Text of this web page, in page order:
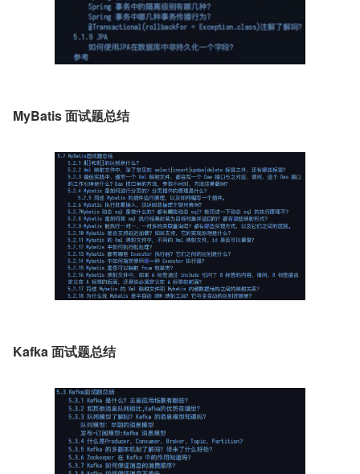
MyBatis 面试题总结
Kafka 面试题总结